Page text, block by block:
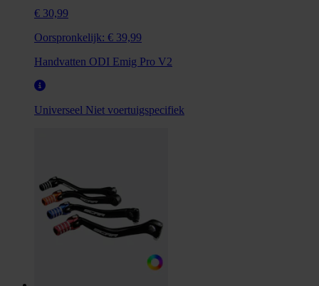
€ 30,99
Oorspronkelijk: € 39,99
Handvatten ODI Emig Pro V2
Universeel Niet voertuigspecifiek